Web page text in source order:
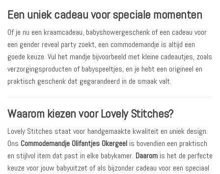
Een uniek cadeau voor speciale momenten
Of je nu een kraamcadeau, babyshowergeschenk of een cadeau voor
een gender reveal party zoekt, een commodemandje is altijd een
goede keuze. Vul het mandje bijvoorbeeld met kleine cadeautjes, zoals
verzorgingsproducten of babyspeeltjes, en je hebt een origineel en
praktisch geschenk dat gegarandeerd in de smaak valt.
Waarom kiezen voor Lovely Stitches?
Lovely Stitches staat voor handgemaakte kwaliteit en uniek design.
Ons Commodemandje Olifantjes Okergeel is bovendien een praktisch
en stijlvol item dat past in elke babykamer. Daarom is het de perfecte
keuze voor jouw babyuitzet of als bijzonder cadeau voor een speciaal